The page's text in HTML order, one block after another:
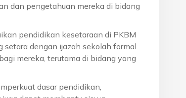
dan pengetahuan mereka di bidang
pendidikan kesetaraan di PKBM
dengan ijazah sekolah formal.
mereka, terutama di bidang yang
dasar pendidikan,